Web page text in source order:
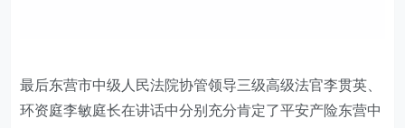
最后东营市中级人民法院协管领导三级高级法官李贯英、
环资庭李敏庭长在讲话中分别充分肯定了平安产险东营中